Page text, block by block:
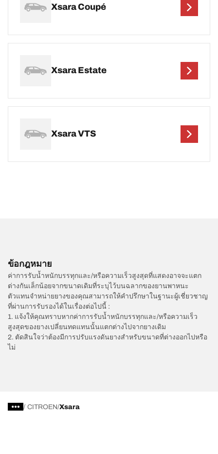
Xsara Coupé
Xsara Estate
Xsara VTS
ข้อกฎหมาย
ค่าการรับน้ำหนักบรรทุกและ/หรือความเร็วสูงสุดที่แสดงอาจจะแตก
ต่างกันเล็กน้อยจากขนาดเดิมที่ระบุไว้บนฉลากของยานพาหนะ
ตัวแทนจำหน่ายยางของคุณสามารถให้คำปรึกษาในฐานะผู้เชี่ยวชาญ
ที่ผ่านการรับรองได้ในเรื่องต่อไปนี้ :
1. แจ้งให้คุณทราบหากค่าการรับน้ำหนักบรรทุกและ/หรือความเร็ว
สูงสุดของยางเปลี่ยนทดแทนนั้นแตกต่างไปจากยางเดิม
2. ตัดสินใจว่าต้องมีการปรับแรงดันยางสำหรับขนาดที่ต่างออกไปหรือ
ไม่
/ CITROEN Xsara